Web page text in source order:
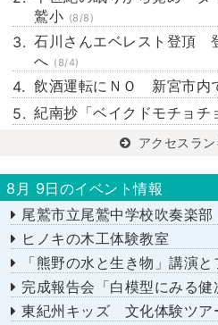
鷲小 (8/8)
石川さんエベレスト登頂
へ (8/4)
飲酒運転にＮＯ 新宮市内
紀南抄「ベイクドモチョチ
アクセスラ
8月 9日のイベント情報
尾鷲市立尾鷲中学校吹奏楽
ヒノキの木工体験教室
「熊野の水と生き物」講演
完成報告会「白模型にみる健次の世界
東紀州キッズ 文化体験ツ